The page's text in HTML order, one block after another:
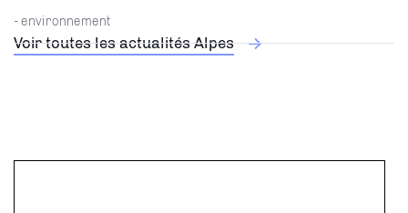
Voir toutes les actualités Alpes
- environnement